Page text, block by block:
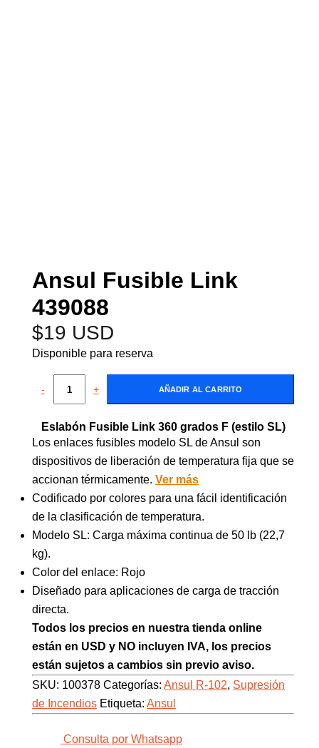
Ansul Fusible Link
439088
$19 USD
Disponible para reserva
- + AÑADIR AL CARRITO
Eslabón Fusible Link 360 grados F (estilo SL)
Los enlaces fusibles modelo SL de Ansul son
dispositivos de liberación de temperatura fija que se
accionan térmicamente. Ver más
Codificado por colores para una fácil identificación
de la clasificación de temperatura.
Modelo SL: Carga máxima continua de 50 lb (22,7
kg).
Color del enlace: Rojo
Diseñado para aplicaciones de carga de tracción
directa.
Todos los precios en nuestra tienda online
están en USD y NO incluyen IVA, los precios
están sujetos a cambios sin previo aviso.
SKU: 100378 Categorías: Ansul R-102, Supresión
de Incendios Etiqueta: Ansul
Consulta por Whatsapp